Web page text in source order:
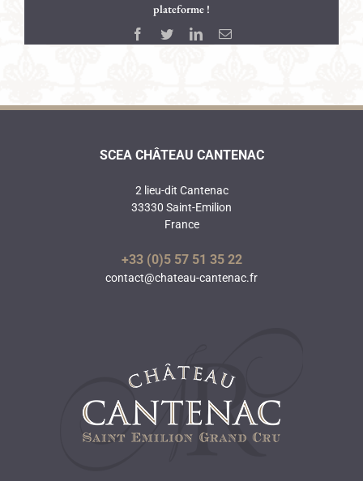
plateforme !
Facebook
TwitterLinkedInEmail
SCEA CHÂTEAU CANTENAC
2 lieu-dit Cantenac
33330 Saint-Emilion
France
+33 (0)5 57 51 35 22
contact@chateau-cantenac.fr